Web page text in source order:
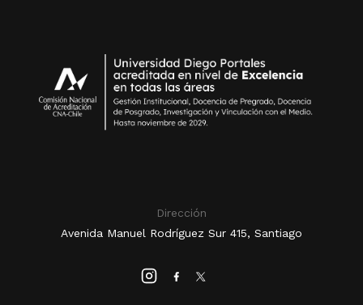
Dirección
Avenida Manuel Rodríguez Sur 415, Santiago